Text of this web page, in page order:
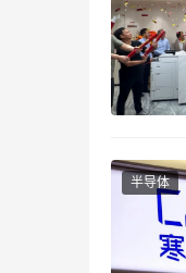
为学员赋
四、关键
为帮助
益行”
联网行
半导体